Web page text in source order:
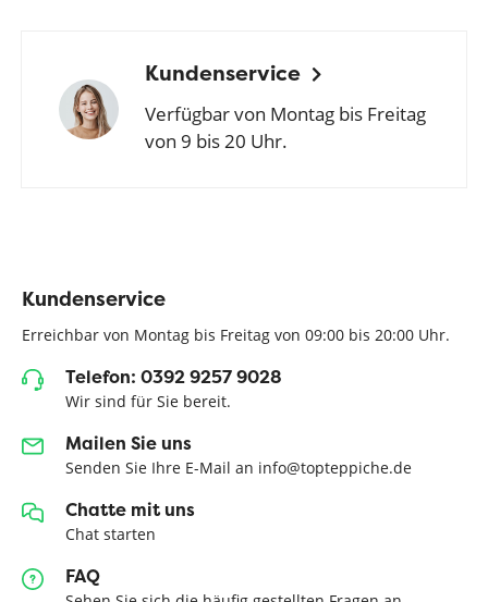
Kundenservice
Verfügbar von Montag bis Freitag
von 9 bis 20 Uhr.
Kundenservice
Erreichbar von Montag bis Freitag von 09:00 bis 20:00 Uhr.
Telefon: 0392 9257 9028
Wir sind für Sie bereit.
Mailen Sie uns
Senden Sie Ihre E-Mail an info@topteppiche.de
Chatte mit uns
Chat starten
FAQ